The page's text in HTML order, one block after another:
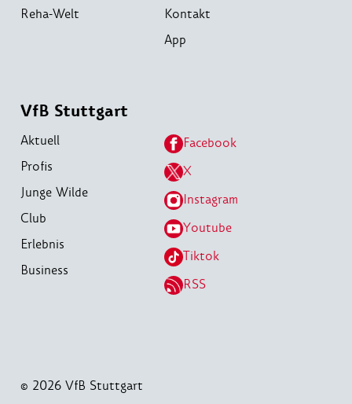
Reha-Welt
Kontakt
App
VfB Stuttgart
Aktuell
Profis
Junge Wilde
Club
Erlebnis
Business
Facebook
X
Instagram
Youtube
Tiktok
RSS
© 2026 VfB Stuttgart